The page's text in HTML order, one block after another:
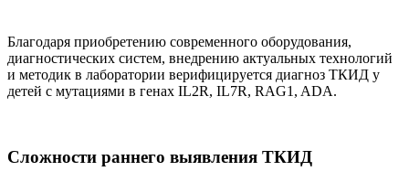
Благодаря приобретению современного оборудования,
диагностических систем, внедрению актуальных технологий
и методик в лаборатории верифицируется диагноз ТКИД у
детей с мутациями в генах IL2R, IL7R, RAG1, ADA.
Сложности раннего выявления ТКИД